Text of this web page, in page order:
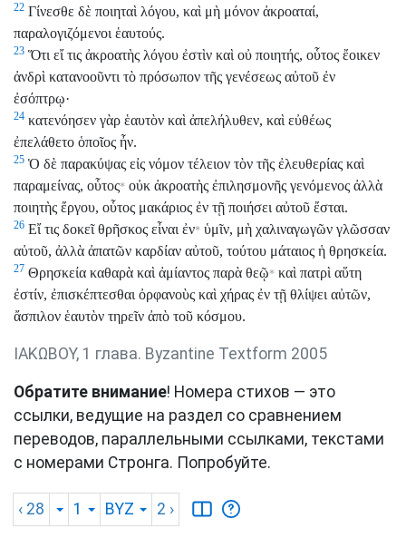
22 Γίνεσθε δὲ ποιηταὶ λόγου, καὶ μὴ μόνον ἀκροαταί,
παραλογιζόμενοι ἑαυτούς.
23 Ὅτι εἴ τις ἀκροατὴς λόγου ἐστὶν καὶ οὐ ποιητής, οὗτος ἔοικεν
ἀνδρὶ κατανοοῦντι τὸ πρόσωπον τῆς γενέσεως αὐτοῦ ἐν
ἐσόπτρῳ·
24 κατενόησεν γὰρ ἑαυτὸν καὶ ἀπελήλυθεν, καὶ εὐθέως
ἐπελάθετο ὁποῖος ἦν.
25 Ὁ δὲ παρακύψας εἰς νόμον τέλειον τὸν τῆς ἐλευθερίας καὶ
παραμείνας, οὗτος* οὐκ ἀκροατὴς ἐπιλησμονῆς γενόμενος ἀλλὰ
ποιητὴς ἔργου, οὗτος μακάριος ἐν τῇ ποιήσει αὐτοῦ ἔσται.
26 Εἴ τις δοκεῖ θρῆσκος εἶναι ἐν* ὑμῖν, μὴ χαλιναγωγῶν γλῶσσαν
αὐτοῦ, ἀλλὰ ἀπατῶν καρδίαν αὐτοῦ, τούτου μάταιος ἡ θρησκεία.
27 Θρησκεία καθαρὰ καὶ ἀμίαντος παρὰ θεῷ* καὶ πατρὶ αὕτη
ἐστίν, ἐπισκέπτεσθαι ὀρφανοὺς καὶ χήρας ἐν τῇ θλίψει αὐτῶν,
ἄσπιλον ἑαυτὸν τηρεῖν ἀπὸ τοῦ κόσμου.
ΙΑΚΩΒΟΥ, 1 глава. Byzantine Textform 2005
Обратите внимание! Номера стихов — это
ссылки, ведущие на раздел со сравнением
переводов, параллельными ссылками, текстами
с номерами Стронга. Попробуйте.
‹ 28 1 BYZ 2 ›